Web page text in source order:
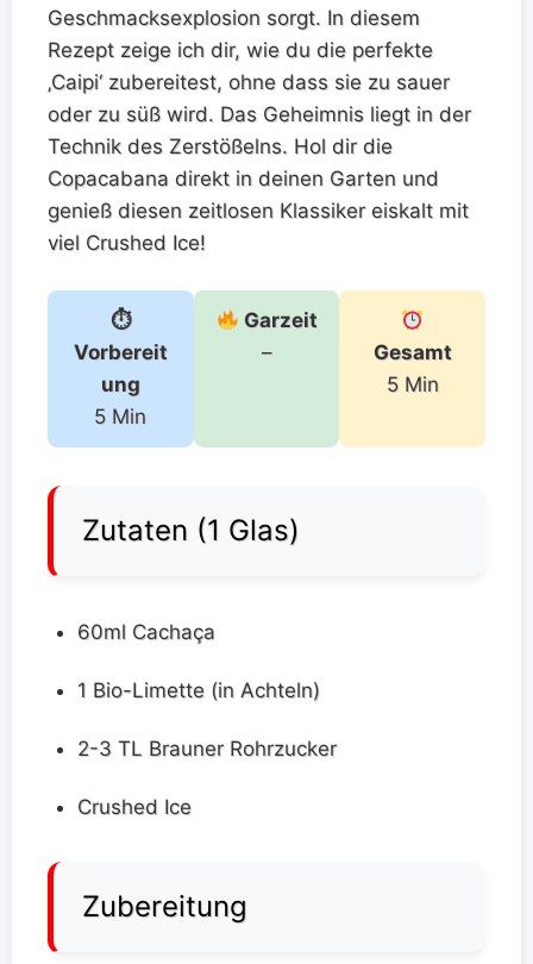
Geschmacksexplosion sorgt. In diesem
Rezept zeige ich dir, wie du die perfekte
‚Caipi‘ zubereitest, ohne dass sie zu sauer
oder zu süß wird. Das Geheimnis liegt in der
Technik des Zerstößelns. Hol dir die
Copacabana direkt in deinen Garten und
genieß diesen zeitlosen Klassiker eiskalt mit
viel Crushed Ice!
⏱
Vorbereit
ung
5 Min
Garzeit
–
Gesamt
5 Min
Zutaten (1 Glas)
60ml Cachaça
1 Bio-Limette (in Achteln)
2-3 TL Brauner Rohrzucker
Crushed Ice
Zubereitung